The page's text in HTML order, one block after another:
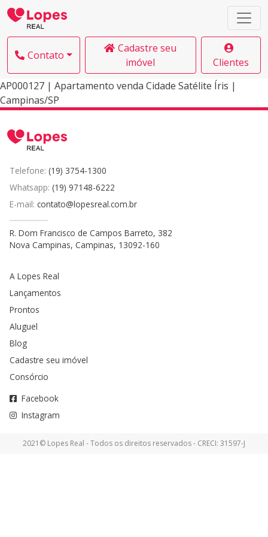
Contato
Cadastre seu
imóvel
Clientes
AP000127 | Apartamento venda Cidade Satélite Íris |
Campinas/SP
Telefone: (19) 3754-1300
Whatsapp: (19) 97148-6222
E-mail: contato@lopesreal.com.br
R. Dom Francisco de Campos Barreto, 382
Nova Campinas, Campinas, 13092-160
A Lopes Real
Lançamentos
Prontos
Aluguel
Blog
Cadastre seu imóvel
Consórcio
Facebook
Instagram
2021© Lopes Real - Todos os direitos reservados - CRECI: 31597-J